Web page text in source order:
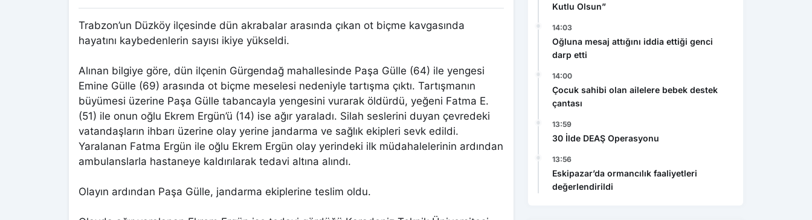
Trabzon’un Düzköy ilçesinde dün akrabalar arasında çıkan ot biçme kavgasında
hayatını kaybedenlerin sayısı ikiye yükseldi.
Alınan bilgiye göre, dün ilçenin Gürgendağ mahallesinde Paşa Gülle (64) ile yengesi
Emine Gülle (69) arasında ot biçme meselesi nedeniyle tartışma çıktı. Tartışmanın
büyümesi üzerine Paşa Gülle tabancayla yengesini vurarak öldürdü, yeğeni Fatma E.
(51) ile onun oğlu Ekrem Ergün’ü (14) ise ağır yaraladı. Silah seslerini duyan çevredeki
vatandaşların ihbarı üzerine olay yerine jandarma ve sağlık ekipleri sevk edildi.
Yaralanan Fatma Ergün ile oğlu Ekrem Ergün olay yerindeki ilk müdahalelerinin ardından
ambulanslarla hastaneye kaldırılarak tedavi altına alındı.
Olayın ardından Paşa Gülle, jandarma ekiplerine teslim oldu.
Kutlu Olsun”
14:03
Oğluna mesaj attığını iddia ettiği genci
darp etti
14:00
Çocuk sahibi olan ailelere bebek destek
çantası
13:59
30 İlde DEAŞ Operasyonu
13:56
Eskipazar’da ormancılık faaliyetleri
değerlendirildi